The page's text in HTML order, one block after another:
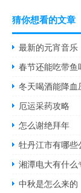
猜你想看的文章
最新的元宵音乐
春节还能吃带鱼
冬天喝酒能降血
厄运采药攻略
怎么谢绝拜年
牡丹江市有哪
湘潭电大有什么
中秋是怎么来的